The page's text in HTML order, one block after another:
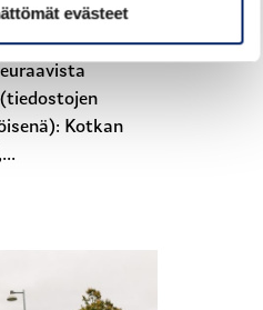
evästeet
Kotkan
seudun
Kotkan